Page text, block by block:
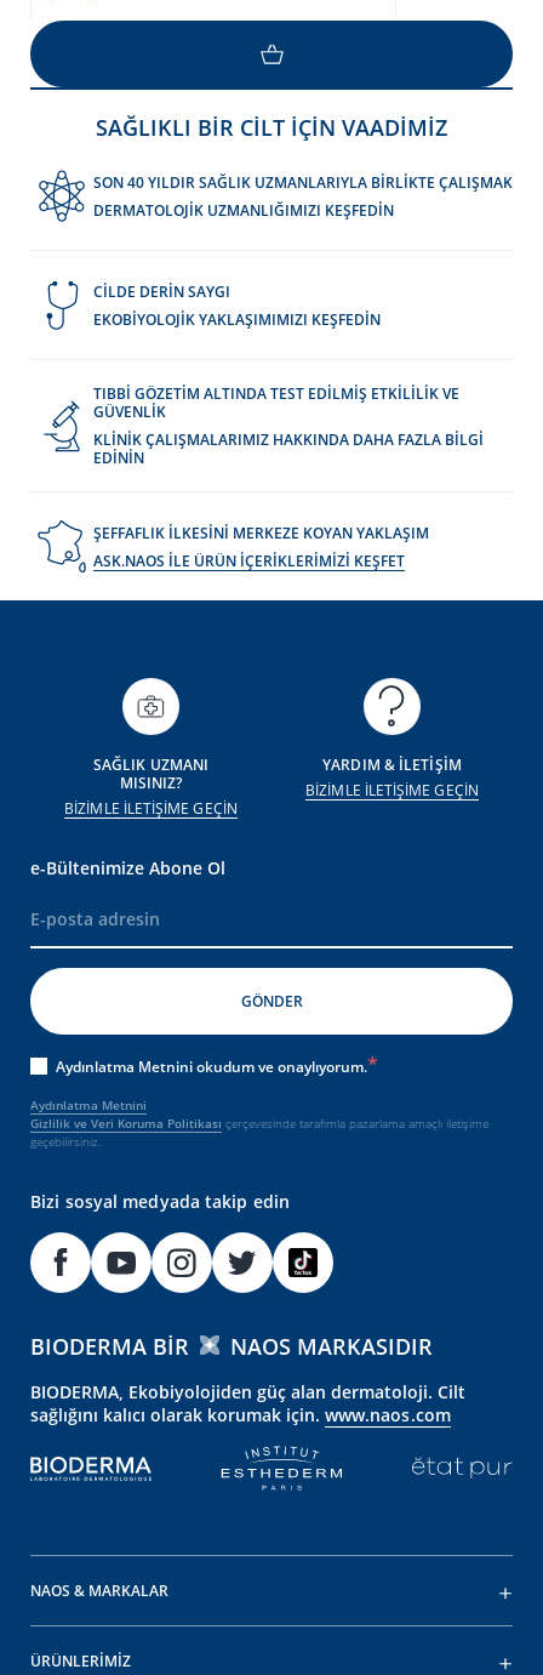
LOAD MORESAĞLIKLI BİR CİLT İÇİN VAADİMİZ
SON 40 YILDIR SAĞLIK UZMANLARIYLA BİRLİKTE ÇALIŞMAK
DERMATOLOJİK UZMANLIĞIMIZI KEŞFEDİN
CİLDE DERİN SAYGI
EKOBİYOLOJİK YAKLAŞIMIMIZI KEŞFEDİN
TIBBİ GÖZETİM ALTINDA TEST EDİLMİŞ ETKİLİLİK VE
GÜVENLİK
KLİNİK ÇALIŞMALARIMIZ HAKKINDA DAHA FAZLA BİLGİ
EDİNİN
ŞEFFAFLIK İLKESİNİ MERKEZE KOYAN YAKLAŞIM
ASK.NAOS İLE ÜRÜN İÇERİKLERİMİZİ KEŞFET
SAĞLIK UZMANI
MISINIZ?
BİZİMLE İLETİŞİME GEÇİN
YARDIM & İLETİŞİM
BİZİMLE İLETİŞİME GEÇİN
e-Bültenimize Abone Ol
Aydınlatma Metnini okudum ve onaylıyorum.
Aydınlatma Metnini
Gizlilik ve Veri Koruma Politikası çerçevesinde tarafımla pazarlama amaçlı iletişime
geçebilirsiniz.
Bizi sosyal medyada takip edin
BIODERMA BIR NAOS MARKASIDIR
BIODERMA, Ekobiyolojiden güç alan dermatoloji. Cilt
sağlığını kalıcı olarak korumak için. www.naos.com
NAOS & MARKALAR
ÜRÜNLERİMİZ